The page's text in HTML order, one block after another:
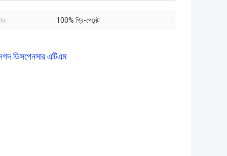
100% প্রি-পেমেন্ট
ডিসপেনসার এটিএম